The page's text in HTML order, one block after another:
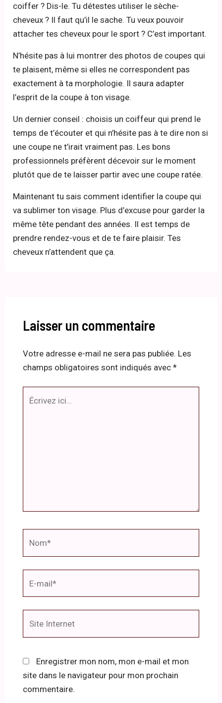
coiffer ? Dis-le. Tu détestes utiliser le sèche-
cheveux ? Il faut qu’il le sache. Tu veux pouvoir
attacher tes cheveux pour le sport ? C’est important.
N’hésite pas à lui montrer des photos de coupes qui
te plaisent, même si elles ne correspondent pas
exactement à ta morphologie. Il saura adapter
l’esprit de la coupe à ton visage.
Un dernier conseil : choisis un coiffeur qui prend le
temps de t’écouter et qui n’hésite pas à te dire non si
une coupe ne t’irait vraiment pas. Les bons
professionnels préfèrent décevoir sur le moment
plutôt que de te laisser partir avec une coupe ratée.
Maintenant tu sais comment identifier la coupe qui
va sublimer ton visage. Plus d’excuse pour garder la
même tête pendant des années. Il est temps de
prendre rendez-vous et de te faire plaisir. Tes
cheveux n’attendent que ça.
Laisser un commentaire
Votre adresse e-mail ne sera pas publiée. Les
champs obligatoires sont indiqués avec *
mail*
Enregistrer mon nom, mon e-mail et mon
site dans le navigateur pour mon prochain
commentaire.